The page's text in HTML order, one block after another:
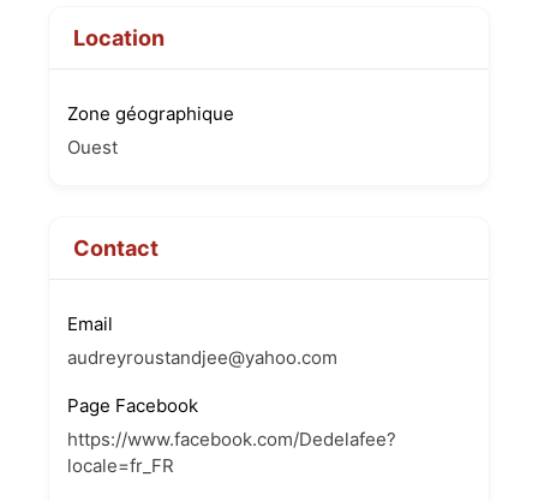
Location
Zone géographique
Ouest
Contact
Email
audreyroustandjee@yahoo.com
Page Facebook
https://www.facebook.com/Dedelafee?
locale=fr_FR